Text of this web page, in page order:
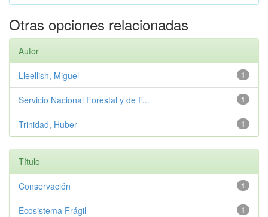
Otras opciones relacionadas
Autor
1
Lleellish, Miguel
1
Servicio Nacional Forestal y de F...
1
Trinidad, Huber
Título
1
Conservación
1
Ecosistema Frágil